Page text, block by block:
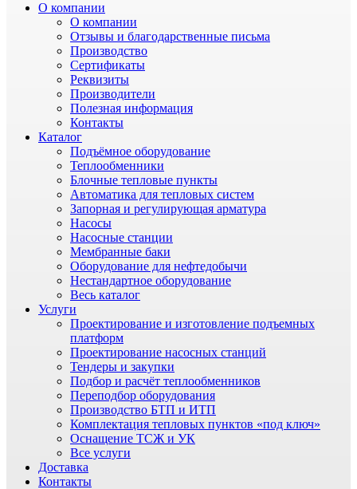
О компании
О компании
Отзывы и благодарственные письма
Производство
Сертификаты
Реквизиты
Производители
Полезная информация
Контакты
Каталог
Подъёмное оборудование
Теплообменники
Блочные тепловые пункты
Автоматика для тепловых систем
Запорная и регулирующая арматура
Насосы
Насосные станции
Мембранные баки
Оборудование для нефтедобычи
Нестандартное оборудование
Весь каталог
Услуги
Проектирование и изготовление подъемных
платформ
Проектирование насосных станций
Тендеры и закупки
Подбор и расчёт теплообменников
Переподбор оборудования
Производство БТП и ИТП
Комплектация тепловых пунктов «под ключ»
Оснащение ТСЖ и УК
Все услуги
Доставка
Контакты